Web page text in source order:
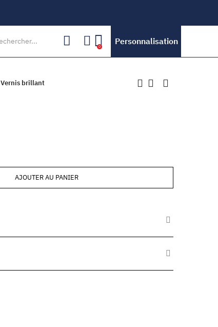
0
Personnalisation
Vernis brillant
AJOUTER AU PANIER